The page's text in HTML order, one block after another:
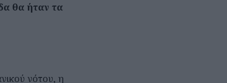
θα ήταν τα
νότου, η